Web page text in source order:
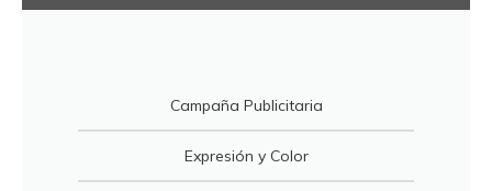
Campaña Publicitaria
Expresión y Color